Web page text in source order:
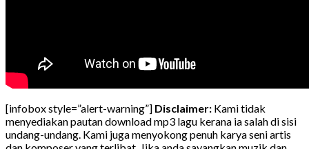
[infobox style=”alert-warning”] Disclaimer: Kami tidak
menyediakan pautan download mp3 lagu kerana ia salah di sisi
undang-undang. Kami juga menyokong penuh karya seni artis